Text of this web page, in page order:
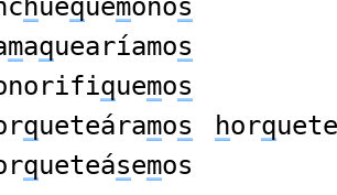
huequémonos
maquearíamos
quemos
queteáramos horq
queteásemos